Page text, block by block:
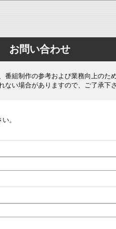
お問い合わせ
組制作の参考および業務向上のた
い場合がありますので、ご了承下さ
。